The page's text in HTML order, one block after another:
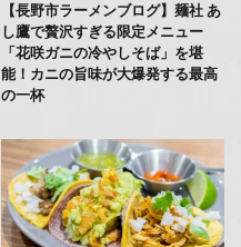
【長野市ラーメンブログ】麺社 あ
し鷹で贅沢すぎる限定メニュー
「花咲ガニの冷やしそば」を堪
能！カニの旨味が大爆発する最高
の一杯